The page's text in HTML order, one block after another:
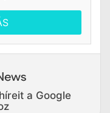
a Google